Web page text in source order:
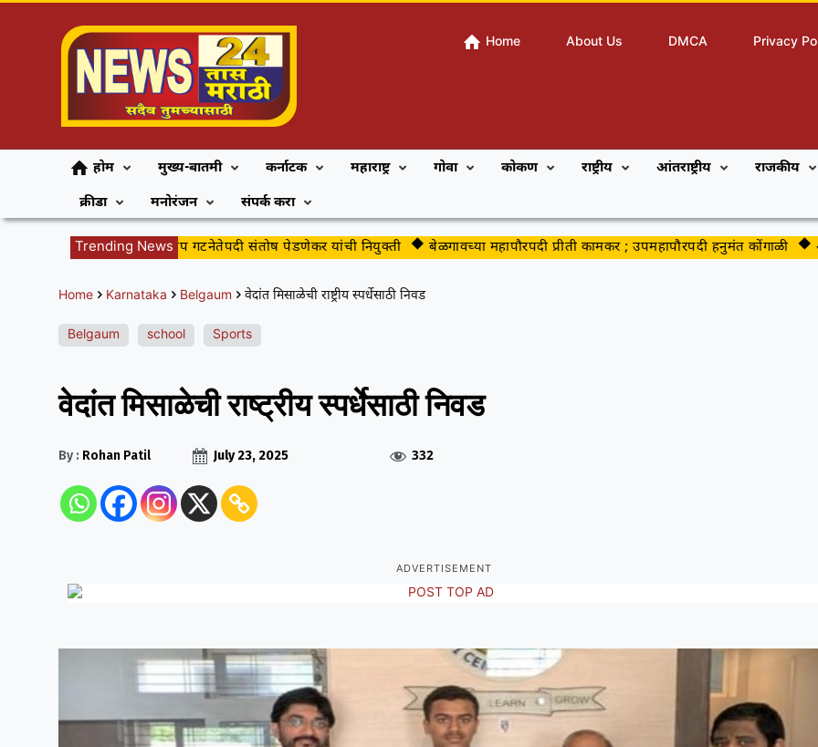
Home About Us DMCA Privacy
होम मुख्य-बातमी कर्नाटक महाराष्ट्र गोवा कोकण राष्ट्रीय आंतराष्ट्रीय
राजकीय
क्रीडा
मनोरंजन संपर्क करा
Trending News
बेळगाव महापालिकेच्या भाजप गटनेतेपदी संतोष पेडणेकर यांची नियुक्ती बेळगावच्या महापौरपदी प्रीती कामकर ; उपमहापौरपदी हनुमंत कोंगाळी
Home Karnataka Belgaum वेदांत मिसाळेची राष्ट्रीय स्पर्धेसाठी निवड
Belgaum school Sports
वेदांत मिसाळेची राष्ट्रीय स्पर्धेसाठी निवड
By : Rohan Patil July 23, 2025 332
ADVERTISEMENT